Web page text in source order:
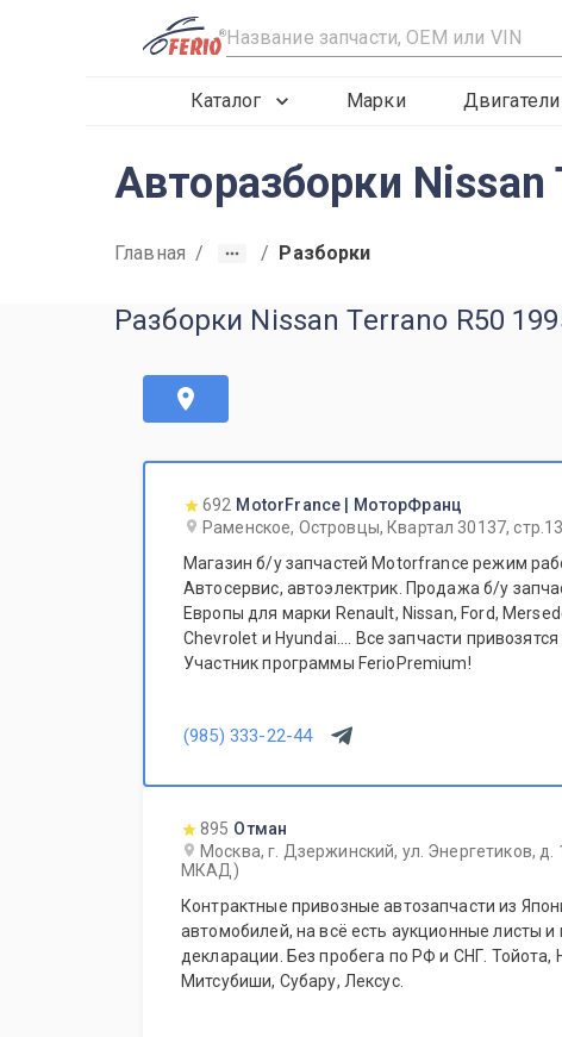
R
Каталог Марки Двигатели
Авторазборки
Главная / / Разборки
Разборки Nissan Terrano R50
692 MotorFrance | МоторФранц
Раменское, Островцы, Квартал 30137,
Магазин б/у запчастей Motorfrance режим
Автосервис, автоэлектрик. Продажа б/у
Европы для марки Renault, Nissan, Ford,
Chevrolet и Hyundai.... Все запчасти привозятся только из Европы.
Участник программы FerioPremium!
(985) 333-22-44
895 Отман
Москва, г. Дзержинский, ул. Энергетиков, д.
МКАД)
Контрактные привозные автозапчасти из
автомобилей, на всё есть аукционные листы
декларации. Без пробега по РФ и СНГ. Тойота,
Митсубиши, Субару, Лексус.